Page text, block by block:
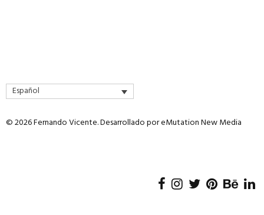
Español
© 2026 Fernando Vicente. Desarrollado poreMutation New Media